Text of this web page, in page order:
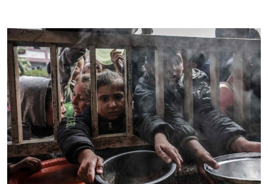
Imagen